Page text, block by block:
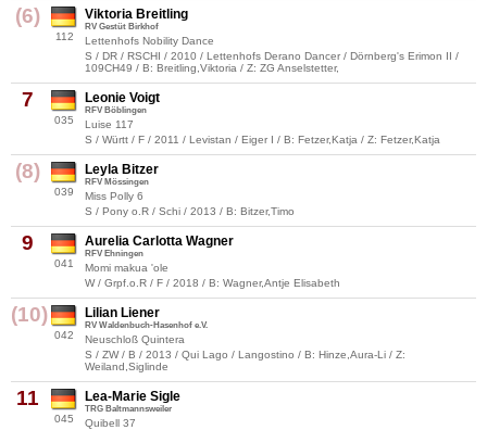
(6)
112
Viktoria Breitling
RV Gestüt Birkhof
Lettenhofs Nobility Dance
S / DR / RSCHI / 2010 / Lettenhofs Derano Dancer / Dörnberg's Erimon II /
109CH49 / B: Breitling,Viktoria / Z: ZG Anselstetter,
7
035
Leonie Voigt
RFV Böblingen
Luise 117
S / Württ / F / 2011 / Levistan / Eiger I / B: Fetzer,Katja / Z: Fetzer,Katja
(8)
039
Leyla Bitzer
RFV Mössingen
Miss Polly 6
S / Pony o.R / Schi / 2013 / B: Bitzer,Timo
9
041
Aurelia Carlotta Wagner
RFV Ehningen
Momi makua 'ole
W / Grpf.o.R / F / 2018 / B: Wagner,Antje Elisabeth
(10)
042
Lilian Liener
RV Waldenbuch-Hasenhof e.V.
Neuschloß Quintera
S / ZW / B / 2013 / Qui Lago / Langostino / B: Hinze,Aura-Li / Z:
Weiland,Siglinde
11
045
Lea-Marie Sigle
TRG Baltmannsweiler
Quibell 37